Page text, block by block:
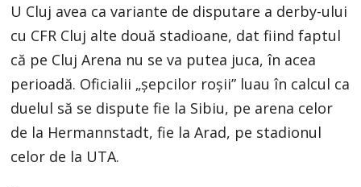
U Cluj avea ca variante de disputare a derby-ului
cu CFR Cluj alte două stadioane, dat fiind faptul
că pe Cluj Arena nu se va putea juca, în acea
perioadă. Oficialii „şepcilor roşii” luau în calcul ca
duelul să se dispute fie la Sibiu, pe arena celor
de la Hermannstadt, fie la Arad, pe stadionul
celor de la UTA.